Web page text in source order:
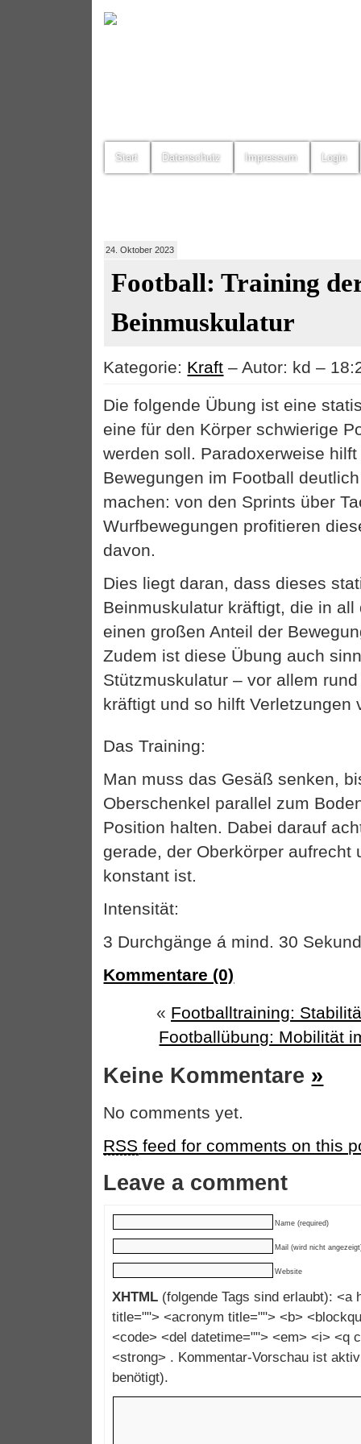
Start Datenschutz Impressum Login
24. Oktober 2023
Football: Training
Beinmuskulatur
Kategorie: Kraft – Autor: kd –
Die folgende Übung ist eine
eine für den Körper schwierige
werden soll. Paradoxerweise
Bewegungen im Football
machen: von den Sprints über
Wurfbewegungen profitieren
davon.
Dies liegt daran, dass dieses
Beinmuskulatur kräftigt, die in
einen großen Anteil der
Zudem ist diese Übung auch
Stützmuskulatur – vor allem
kräftigt und so hilft Verletzungen
Das Training:
Man muss das Gesäß senken,
Oberschenkel parallel zum
Position halten. Dabei darauf
gerade, der Oberkörper aufrecht
konstant ist.
Intensität:
3 Durchgänge á mind. 30
Kommentare (0)
« Footballtraining:
Footballübung: Mobilität
Keine Kommentare »
No comments yet.
RSS feed for comments on this
Leave a comment
Name (required)
Mail (wird nicht
Website
XHTML (folgende Tags sind erlaubt): <a
title=""> <acronym title=""> <b>
<code> <del datetime=""> <em> <i> <q
<strong> . Kommentar-Vorschau ist
benötigt).